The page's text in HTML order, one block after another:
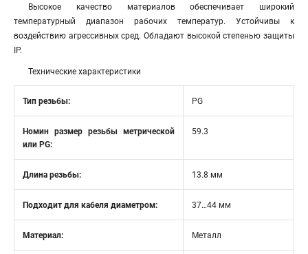
Высокое качество материалов обеспечивает широкий
температурный диапазон рабочих температур. Устойчивы к
воздействию агрессивных сред. Обладают высокой степенью защиты
IP.
Технические характеристики
Тип резьбы: PG
Номин размер резьбы метрической
или PG:
59.3
Длина резьбы: 13.8 мм
Подходит для кабеля диаметром: 37…44 мм
Материал: Металл